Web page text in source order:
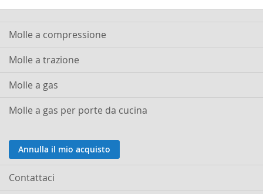
Molle a compressione
Molle a trazione
Molle a gas
Molle a gas per porte da cucina
Annulla il mio acquisto
Contattaci